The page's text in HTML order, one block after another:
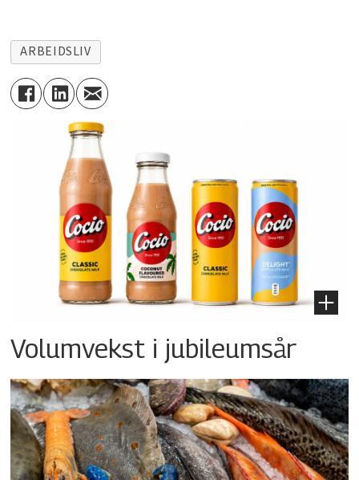
ARBEIDSLIV
Volumvekst i jubileumsår